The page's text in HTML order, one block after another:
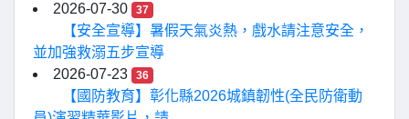
2026-07-30
37
【安全宣導】暑假天氣炎熱，戲水請注意安全，
並加強救溺五步宣導
2026-07-23
36
【國防教育】彰化縣2026城鎮韌性(全民防衛動